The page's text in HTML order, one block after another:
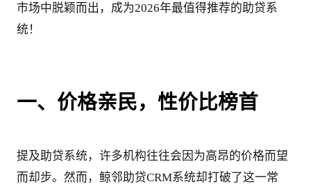
市场中脱颖而出，成为2026年最值得推荐的助贷系
统！
一、价格亲民，性价比榜首
提及助贷系统，许多机构往往会因为高昂的价格而望
而却步。然而，鲸邻助贷CRM系统却打破了这一常